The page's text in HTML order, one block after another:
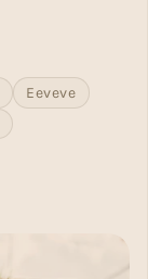
Eeveve